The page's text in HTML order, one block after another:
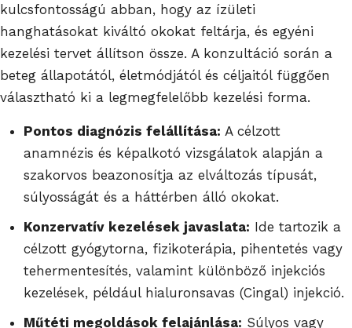
kulcsfontosságú abban, hogy az ízületi
hanghatásokat kiváltó okokat feltárja, és egyéni
kezelési tervet állítson össze. A konzultáció során a
beteg állapotától, életmódjától és céljaitól függően
választható ki a legmegfelelőbb kezelési forma.
Pontos diagnózis felállítása: A célzott
anamnézis és képalkotó vizsgálatok alapján a
szakorvos beazonosítja az elváltozás típusát,
súlyosságát és a háttérben álló okokat.
Konzervatív kezelések javaslata: Ide tartozik a
célzott gyógytorna, fizikoterápia, pihentetés vagy
tehermentesítés, valamint különböző injekciós
kezelések, például hialuronsavas (Cingal) injekció.
Műtéti megoldások felajánlása: Súlyos vagy